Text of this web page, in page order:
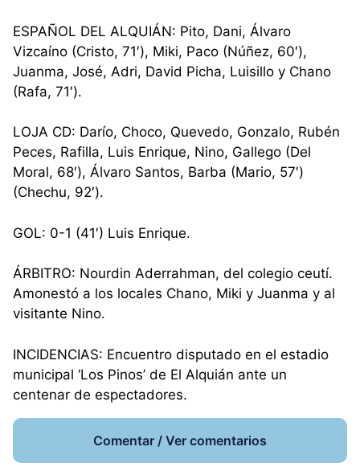
ESPAÑOL DEL ALQUIÁN: Pito, Dani, Álvaro
Vizcaíno (Cristo, 71′), Miki, Paco (Núñez, 60′),
Juanma, José, Adri, David Picha, Luisillo y Chano
(Rafa, 71′).
LOJA CD: Darío, Choco, Quevedo, Gonzalo, Rubén
Peces, Rafilla, Luis Enrique, Nino, Gallego (Del
Moral, 68′), Álvaro Santos, Barba (Mario, 57′)
(Chechu, 92′).
GOL: 0-1 (41′) Luis Enrique.
ÁRBITRO: Nourdin Aderrahman, del colegio ceutí.
Amonestó a los locales Chano, Miki y Juanma y al
visitante Nino.
INCIDENCIAS: Encuentro disputado en el estadio
municipal ‘Los Pinos’ de El Alquián ante un
centenar de espectadores.
Comentar / Ver comentarios